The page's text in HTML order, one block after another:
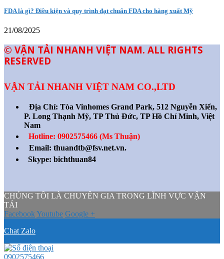
FDA là gì? Điều kiện và quy trình đạt chuẩn FDA cho hàng xuất Mỹ
21/08/2025
© VẬN TẢI NHANH VIỆT NAM. ALL RIGHTS
RESERVED
VẬN TẢI NHANH VIỆT NAM CO.,LTD
Địa Chỉ: Tòa Vinhomes Grand Park, 512 Nguyễn Xiển,
P. Long Thạnh Mỹ, TP Thủ Đức, TP Hồ Chí Minh, Việt
Nam
Hotline: 0902575466 (Ms Thuận)
Email: thuandtb@fsv.net.vn.
Skype: bichthuan84
CHÚNG TÔI LÀ CHUYÊN GIA TRONG LĨNH VỰC VẬN
TẢI
Facebook Youtube Google +
Chat Zalo
0902575466